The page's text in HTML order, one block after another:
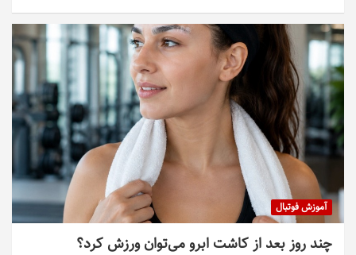
آموزش فوتبال
چند روز بعد از کاشت ابرو می‌توان ورزش کرد؟